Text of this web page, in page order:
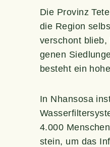
Die Pro­vinz
die Regi­on
ver­schont
ge­nen
besteht ein
In Nhan­so­sa
4.000
stein, um das